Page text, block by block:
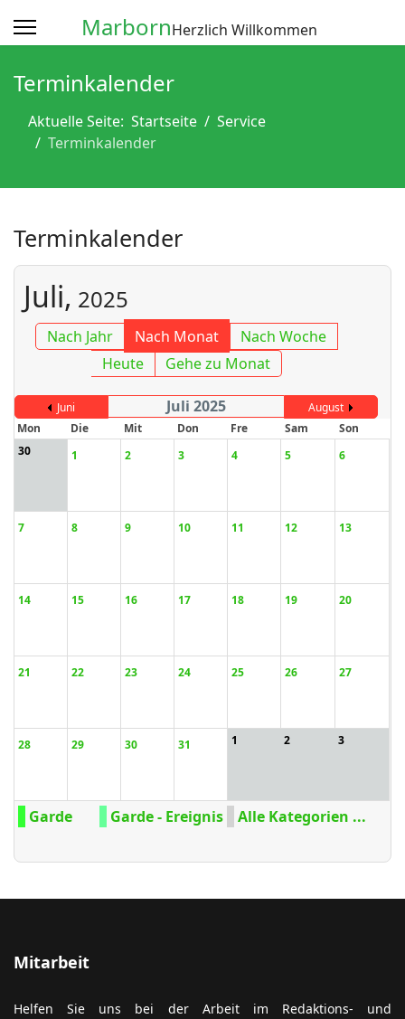
MarbornHerzlich Willkommen
Terminkalender
Aktuelle Seite: Startseite
Service
Terminkalender
Terminkalender
Juli, 2025
Nach Jahr Nach Monat
Nach Woche
Heute
Gehe zu Monat
Juni Juli 2025
August
Mon
Die Mit Don Fre Sam
Son
30
1 2 3 4 5 6
7 8 9 10 11 12 13
14 15 16 17 18 19 20
21 22 23 24 25 26 27
28 29 30 31 1 2 3
Garde Garde - Ereignis Alle Kategorien ...
Mitarbeit
Helfen Sie uns bei der Arbeit im Redaktions- und